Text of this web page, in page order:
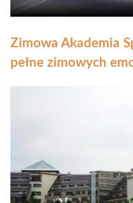
Zimowa Akademia
pełne zimowych